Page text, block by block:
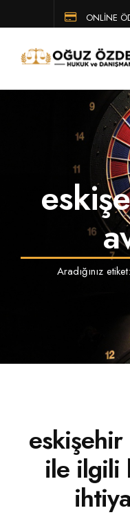
ONLİNE
ÇALIŞMA ALANLARIMIZ
Aradığınız
eskişehir
ile ilgili